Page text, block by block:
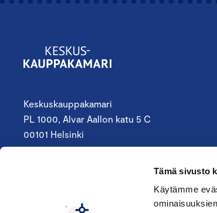
Tämä sivusto
Käytämme
Keskuskauppakamari
PL 1000, Alvar Aallon katu 5 C
00101 Helsinki
keskuskauppakamari@chamber.fi
Seuraa meitä: